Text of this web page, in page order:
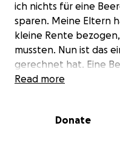
ich nichts für eine
sparen. Meine Eltern
kleine Rente
mussten. Nun ist das
gerechnet hat. Eine
Diese kostet natürlich.
kontaktiert mich
Read more
Donate